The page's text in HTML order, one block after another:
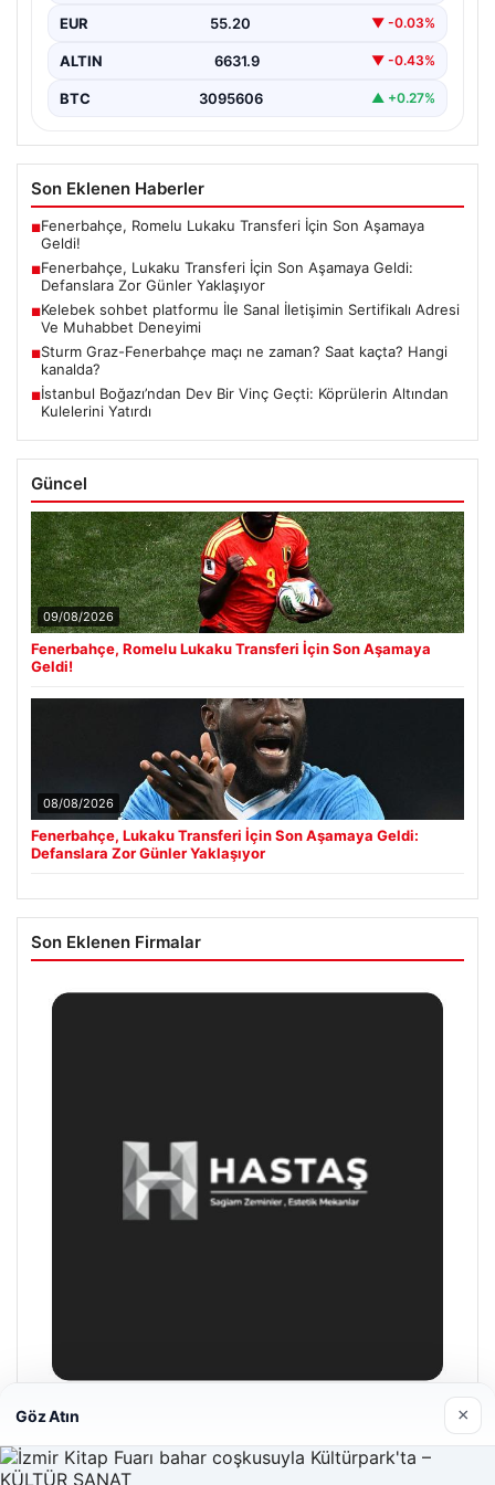
hazırlanıyor.…
EUR 55.20 ▼ -0.03%
ALTIN 6631.9 ▼ -0.43%
BTC 3095606 ▲ +0.27%
Son Eklenen Haberler
■Fenerbahçe, Romelu Lukaku Transferi İçin Son Aşamaya
Geldi!
■Fenerbahçe, Lukaku Transferi İçin Son Aşamaya Geldi:
Defanslara Zor Günler Yaklaşıyor
■Kelebek sohbet platformu İle Sanal İletişimin Sertifikalı Adresi
Ve Muhabbet Deneyimi
■Sturm Graz-Fenerbahçe maçı ne zaman? Saat kaçta? Hangi
kanalda?
■İstanbul Boğazı’ndan Dev Bir Vinç Geçti: Köprülerin Altından
Kulelerini Yatırdı
Güncel
09/08/2026
Fenerbahçe, Romelu Lukaku Transferi İçin Son Aşamaya
Geldi!
08/08/2026
Fenerbahçe, Lukaku Transferi İçin Son Aşamaya Geldi:
Defanslara Zor Günler Yaklaşıyor
Son Eklenen Firmalar
Hastaş Beton
26/05/2026
Göz Atın ×